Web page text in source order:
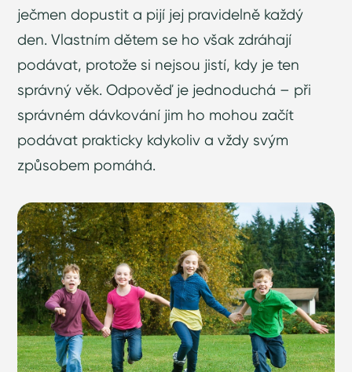
ječmen dopustit a pijí jej pravidelně každý
den. Vlastním dětem se ho však zdráhají
podávat, protože si nejsou jistí, kdy je ten
správný věk. Odpověď je jednoduchá – při
správném dávkování jim ho mohou začít
podávat prakticky kdykoliv a vždy svým
způsobem pomáhá.